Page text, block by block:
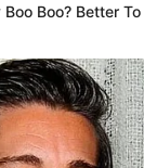
Boo Boo? Better